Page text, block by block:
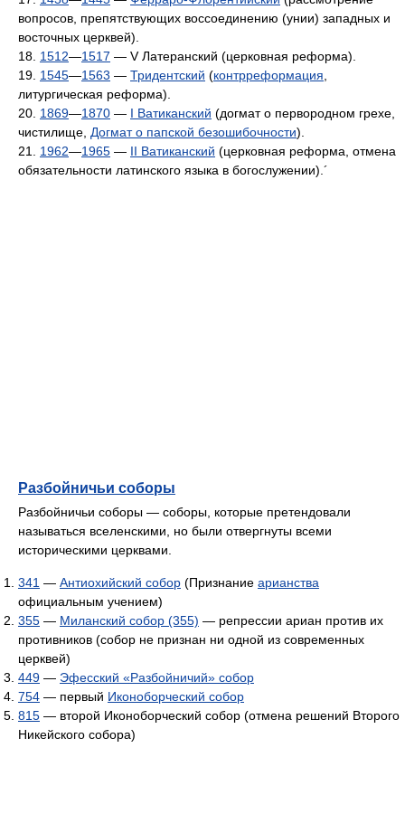
вопросов, препятствующих воссоединению (унии) западных и
восточных церквей).
18. 1512—1517 — V Латеранский (церковная реформа).
19. 1545—1563 — Тридентский (контрреформация
литургическая реформа).
20. 1869—1870 — I Ватиканский (догмат о первородном грехе,
чистилище, Догмат о папской безошибочности).
21. 1962—1965 — II Ватиканский (церковная реформа, отмена
обязательности латинского языка в богослужении).´
Разбойничьи соборы
Разбойничьи соборы — соборы, которые претендовали
называться вселенскими, но были отвергнуты всеми
историческими церквами.
341 — Антиохийский собор (Признание арианства
официальным учением)
355 — Миланский собор (355) — репрессии ариан против их
противников (собор не признан ни одной из современных
церквей)
449 — Эфесский «Разбойничий» собор
754 — первый Иконоборческий собор
815 — второй Иконоборческий собор (отмена решений Второго
Никейского собора)